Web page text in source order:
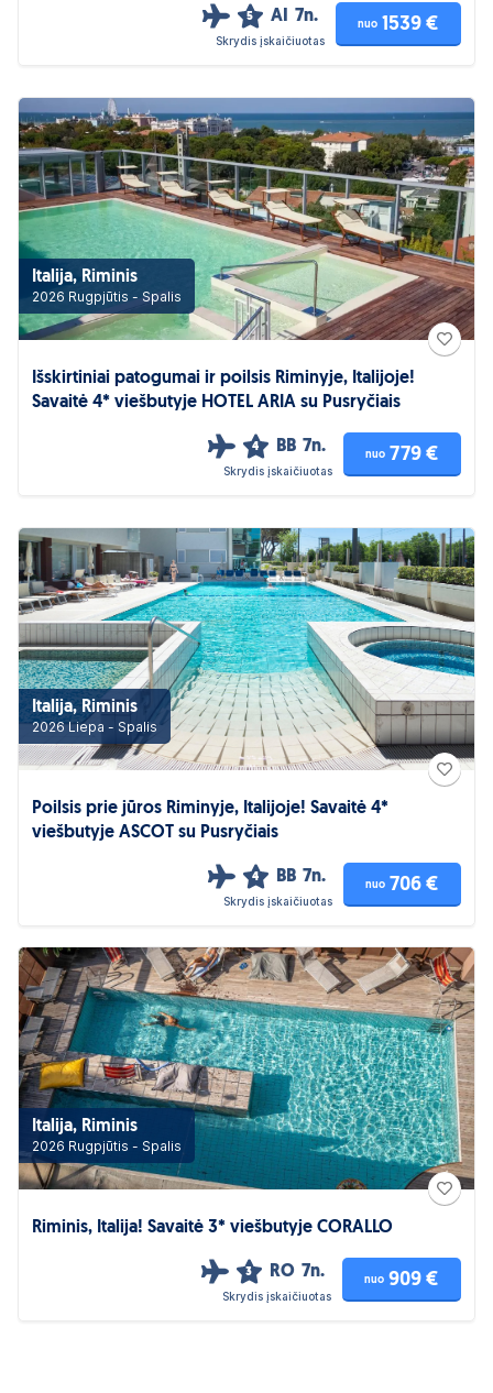
5 AI 7n.
Skrydis įskaičiuotas
nuo 1539 €
Italija, Riminis
2026 Rugpjūtis - Spalis
Išskirtiniai patogumai ir poilsis Riminyje, Italijoje!
Savaitė 4* viešbutyje HOTEL ARIA su Pusryčiais
4 BB 7n.
Skrydis įskaičiuotas
nuo 779 €
Italija, Riminis
2026 Liepa - Spalis
Poilsis prie jūros Riminyje, Italijoje! Savaitė 4*
viešbutyje ASCOT su Pusryčiais
4 BB 7n.
Skrydis įskaičiuotas
nuo 706 €
Italija, Riminis
2026 Rugpjūtis - Spalis
Riminis, Italija! Savaitė 3* viešbutyje CORALLO
3 RO 7n.
Skrydis įskaičiuotas
nuo 909 €